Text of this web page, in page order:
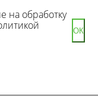
на обработку
ОК